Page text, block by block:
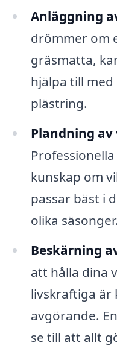
Anläggning
drömmer om
gräsmatta,
hjälpa till
plästring.
Plandning
kunskap om
passar bäst i
olika säsonger.
Beskärning
att hålla dina
livskraftiga är
avgörande.
se till att allt